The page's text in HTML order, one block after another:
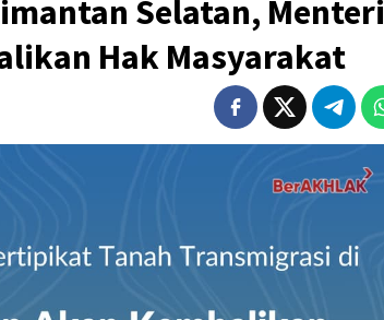
Selatan, Menteri
Hak Masyarakat